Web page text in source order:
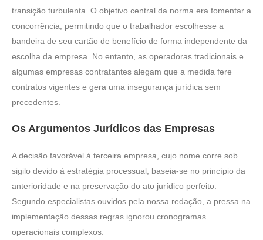
transição turbulenta. O objetivo central da norma era fomentar a
concorrência, permitindo que o trabalhador escolhesse a
bandeira de seu cartão de benefício de forma independente da
escolha da empresa. No entanto, as operadoras tradicionais e
algumas empresas contratantes alegam que a medida fere
contratos vigentes e gera uma insegurança jurídica sem
precedentes.
Os Argumentos Jurídicos das Empresas
A decisão favorável à terceira empresa, cujo nome corre sob
sigilo devido à estratégia processual, baseia-se no princípio da
anterioridade e na preservação do ato jurídico perfeito.
Segundo especialistas ouvidos pela nossa redação, a pressa na
implementação dessas regras ignorou cronogramas
operacionais complexos.